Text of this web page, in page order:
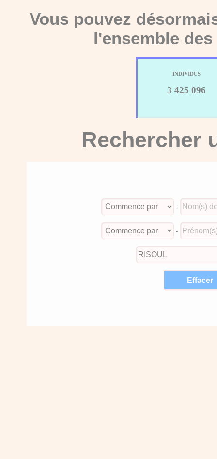
Vous pouvez
l'ensemble
INDIVIDUS
3 425 096
Rechercher
-
-